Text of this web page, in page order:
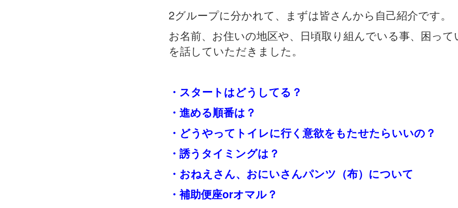
2グループに分かれて、まずは皆さんから自己紹介です。
お名前、お住いの地区や、日頃取り組んでいる事、困っ
を話していただきました。
・スタートはどうしてる？
・進める順番は？
・どうやってトイレに行く意欲をもたせたらいいの？
・誘うタイミングは？
・おねえさん、おにいさんパンツ（布）について
・補助便座orオマル？